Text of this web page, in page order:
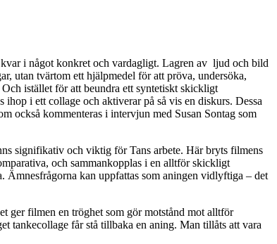
kvar i något konkret och vardagligt. Lagren av ljud och bild
utan tvärtom ett hjälpmedel för att pröva, undersöka,
istället för att beundra ett syntetiskt skickligt
i ett collage och aktiverar på så vis en diskurs. Dessa
också kommenteras i intervjun med Susan Sontag som
signifikativ och viktig för Tans arbete. Här bryts filmens
och sammankopplas i en alltför skickligt
Ämnesfrågorna kan uppfattas som aningen vidlyftiga – det
ger filmen en tröghet som gör motstånd mot alltför
tankecollage får stå tillbaka en aning. Man tillåts att vara